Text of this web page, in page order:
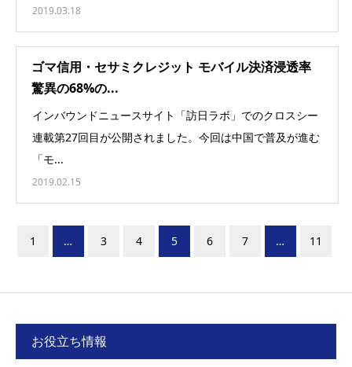
2019.03.18
ゴマ信用・セサミクレジット モバイル決済浸透率
驚異の68%の...
インバウンドニュースサイト「訪日ラボ」でのクロスシー
連載第27回目が公開されました。今回は中国で普及が進む
「モ...
2019.02.15
1 … 3 4 5 6 7 … 11
お役立ち情報